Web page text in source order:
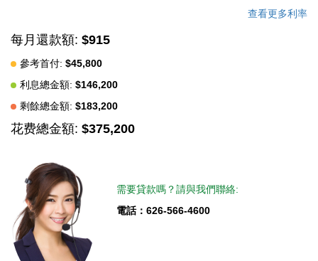
查看更多利率
每月還款額: $915
參考首付: $45,800
利息總金額: $146,200
剩餘總金額: $183,200
花费總金額: $375,200
需要貸款嗎？請與我們聯絡:
電話：626-566-4600